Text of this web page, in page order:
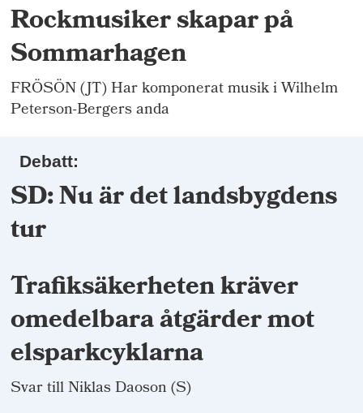
Rockmusiker skapar på
Sommarhagen
FRÖSÖN (JT) Har komponerat musik i Wilhelm
Peterson-Bergers anda
Debatt:
SD: Nu är det landsbygdens
tur
Trafiksäkerheten kräver
omedelbara åtgärder mot
elsparkcyklarna
Svar till Niklas Daoson (S)